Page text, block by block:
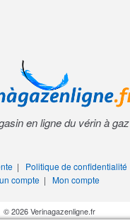
en ligne du vérin à gaz
| Politique de confidentialité
un compte | Mon compte
© 2026 Verinagazenligne.fr